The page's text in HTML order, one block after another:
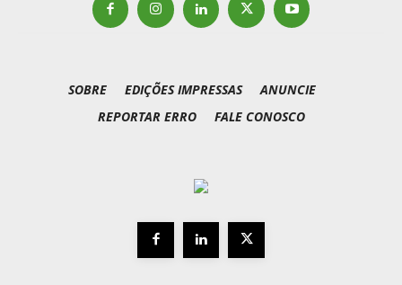
SOBRE EDIÇÕES IMPRESSAS
ANUNCIE
REPORTAR ERRO
FALE CONOSCO